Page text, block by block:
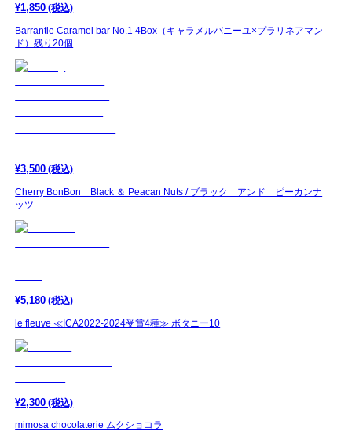
¥1,850 (税込)
Barrantie Caramel bar No.1 4Box（キャラメルバニーユ×プラリネアマン
ド）残り20個
¥3,500 (税込)
Cherry BonBon Black ＆ Peacan Nuts / ブラック アンド ピーカンナ
ッツ
¥5,180 (税込)
le fleuve ≪ICA2022-2024受賞4種≫ ボタニー10
¥2,300 (税込)
mimosa chocolaterie ムクショコラ